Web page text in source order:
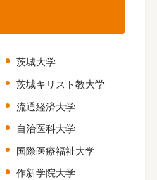
茨城大学
茨城キリスト教大学
流通経済大学
自治医科大学
国際医療福祉大学
作新学院大学